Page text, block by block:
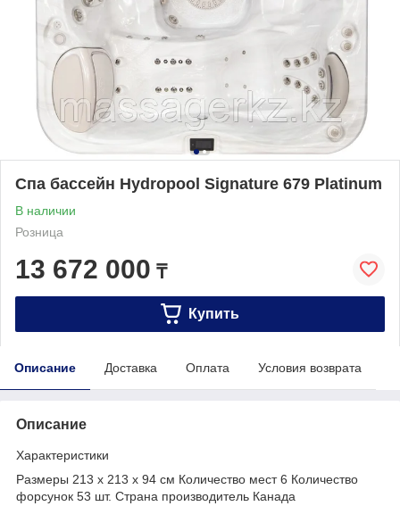
Спа бассейн Hydropool Signature 679 Platinum
В наличии
Розница
13 672 000 ₸
Купить
Описание Доставка Оплата Условия возврата
Описание
Характеристики
Размеры 213 х 213 х 94 см Количество мест 6 Количество
форсунок 53 шт. Страна производитель Канада